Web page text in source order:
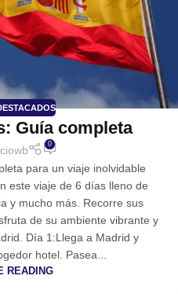
Guía completa
0
para un viaje inolvidable
este viaje de 6 días lleno de
y mucho más. Recorre sus
de su ambiente vibrante y
Día 1:Llega a Madrid y
hotel. Pasea...
READING